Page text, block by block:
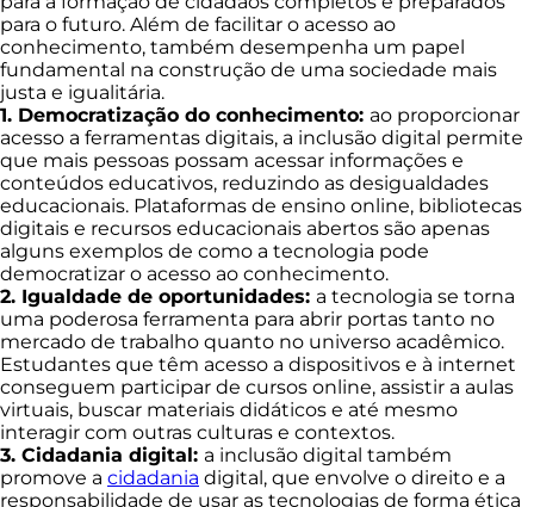
para o futuro. Além de facilitar o acesso ao
conhecimento, também desempenha um papel
fundamental na construção de uma sociedade mais
justa e igualitária.
1. Democratização do conhecimento: ao proporcionar
acesso a ferramentas digitais, a inclusão digital permite
que mais pessoas possam acessar informações e
conteúdos educativos, reduzindo as desigualdades
educacionais. Plataformas de ensino online, bibliotecas
digitais e recursos educacionais abertos são apenas
alguns exemplos de como a tecnologia pode
democratizar o acesso ao conhecimento.
2. Igualdade de oportunidades: a tecnologia se torna
uma poderosa ferramenta para abrir portas tanto no
mercado de trabalho quanto no universo acadêmico.
Estudantes que têm acesso a dispositivos e à internet
conseguem participar de cursos online, assistir a aulas
virtuais, buscar materiais didáticos e até mesmo
interagir com outras culturas e contextos.
3. Cidadania digital: a inclusão digital também
promove a cidadania digital, que envolve o direito e a
responsabilidade de usar as tecnologias de forma ética